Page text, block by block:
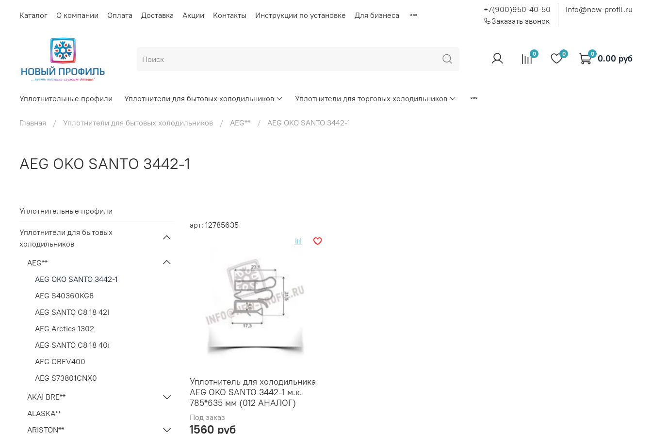
Каталог О компании Оплата Доставка Акции Контакты Инструкции по установке Для бизнеса
+7(900)950-40-50
Заказать звонок
info@new-profil.ru
0 0 0 0.00 руб
Уплотнительные профили Уплотнители для бытовых холодильников Уплотнители для торговых холодильников
Главная Уплотнители для бытовых холодильников AEG** AEG OKO SANTO 3442-1
AEG OKO SANTO 3442-1
арт: 12785635
Уплотнитель для холодильника
AEG OKO SANTO 3442-1 м.к.
785*635 мм (012 АНАЛОГ)
Под заказ
1560 руб
Уплотнительные профили
Уплотнители для бытовых
холодильников
AEG**
AEG OKO SANTO 3442-1
AEG S40360KG8
AEG SANTO C8 18 42I
AEG Arctics 1302
AEG SANTO C8 18 40i
AEG CBEV400
AEG S73801CNX0
AKAI BRE**
ALASKA**
ARISTON**